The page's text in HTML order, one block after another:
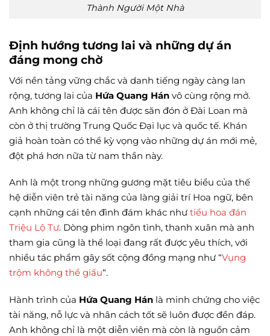
Thành Người Một Nhà
Định hướng tương lai và những dự án
đáng mong chờ
Với nền tảng vững chắc và danh tiếng ngày càng lan
rộng, tương lai của Hứa Quang Hán vô cùng rộng mở.
Anh không chỉ là cái tên được săn đón ở Đài Loan mà
còn ở thị trường Trung Quốc Đại lục và quốc tế. Khán
giả hoàn toàn có thể kỳ vọng vào những dự án mới mẻ,
đột phá hơn nữa từ nam thần này.
Anh là một trong những gương mặt tiêu biểu của thế
hệ diễn viên trẻ tài năng của làng giải trí Hoa ngữ, bên
cạnh những cái tên đình đám khác như tiểu hoa đán
Triệu Lộ Tư. Dòng phim ngôn tình, thanh xuân mà anh
tham gia cũng là thể loại đang rất được yêu thích, với
nhiều tác phẩm gây sốt cộng đồng mạng như “Vụng
trộm không thể giấu“.
Hành trình của Hứa Quang Hán là minh chứng cho việc
tài năng, nỗ lực và nhân cách tốt sẽ luôn được đền đáp.
Anh không chỉ là một diễn viên mà còn là nguồn cảm